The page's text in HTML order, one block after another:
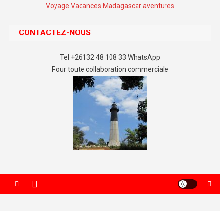
Voyage Vacances Madagascar aventures
CONTACTEZ-NOUS
Tel +26132 48 108 33 WhatsApp
Pour toute collaboration commerciale